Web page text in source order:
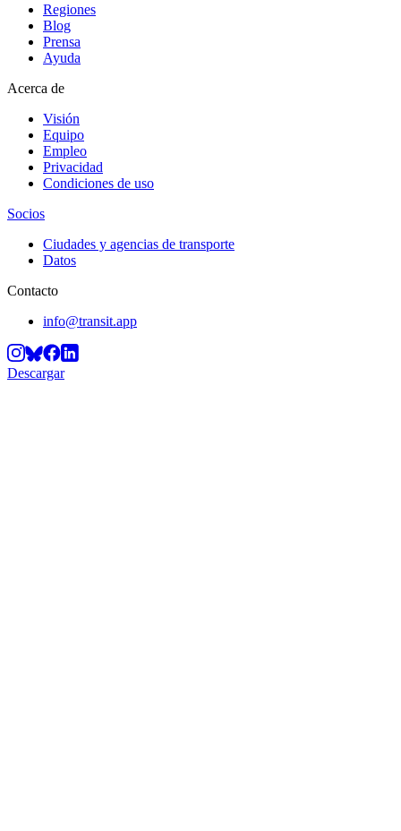
Regiones
Blog
Prensa
Ayuda
Acerca de
Visión
Equipo
Empleo
Privacidad
Condiciones de uso
Socios
Ciudades y agencias de transporte
Datos
Contacto
info@transit.app
Descargar